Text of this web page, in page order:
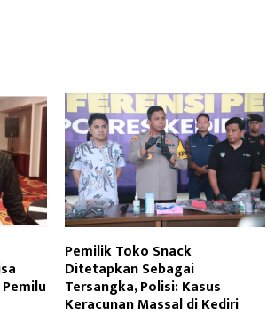
Pemilik Toko Snack
Ditetapkan Sebagai
Tersangka, Polisi: Kasus
Keracunan Massal di Kediri